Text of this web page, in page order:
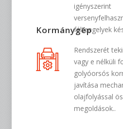
igényszerint
féltengelyek
Kormánygép
Rendszerét
vagy e nélküli
golyóorsós
javítása
olajfolyással
megoldások..